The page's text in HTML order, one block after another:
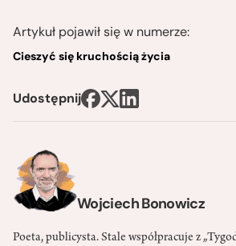
Wojciech Bonowicz
Poeta, publicysta. Stale współpracuje z
Artykuł pojawił się w numerze:
Cieszyć się kruchością życia
Udostępnij